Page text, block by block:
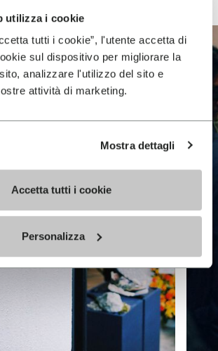
utilizza i cookie
tutti i cookie”, l'utente accetta di
sul dispositivo per migliorare la
analizzare l'utilizzo del sito e
attività di marketing.
Mostra dettagli
Accetta tutti i cookie
Personalizza